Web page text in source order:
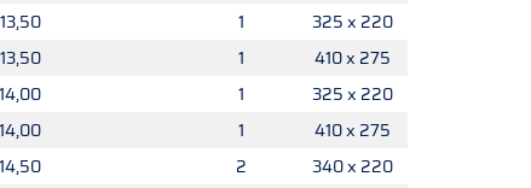
13,50 1
325 x 220
13,50 1
410 x 275
14,00 1
325 x 220
14,00 1
410 x 275
14,50 2
340 x 220